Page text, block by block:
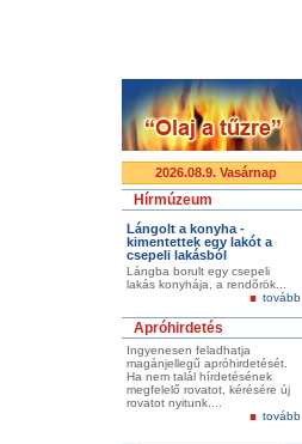
2026.08.9. Vasárnap
Hírmúzeum
Lángolt a konyha -
kimentettek egy lakót a
csepeli lakásból
Lángba borult egy csepeli
lakás konyhája, a rendõrök...
tovább
Apróhirdetés
Ingyenesen feladhatja
magánjellegű apróhirdetését.
Ha nem talál hírdetésének
megfelelő rovatot, kérésére új
rovatot nyitunk....
tovább